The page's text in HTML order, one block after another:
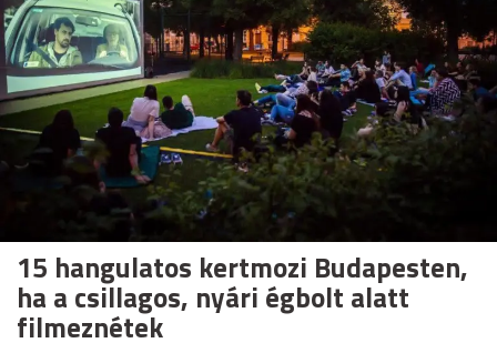
15 hangulatos kertmozi Budapesten,
ha a csillagos, nyári égbolt alatt
filmeznétek